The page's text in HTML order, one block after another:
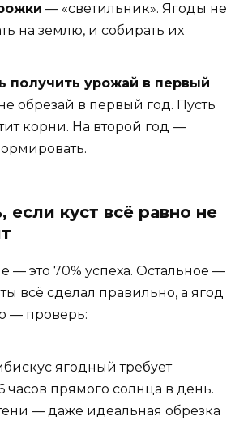
— «светильник». Ягоды не
на землю, и собирать их
получить урожай в первый
обрезай в первый год. Пусть
корни. На второй год —
если куст всё равно не
это 70% успеха. Остальное —
всё сделал правильно, а ягод
— проверь:
ягодный требует
прямого солнца в день.
— даже идеальная обрезка